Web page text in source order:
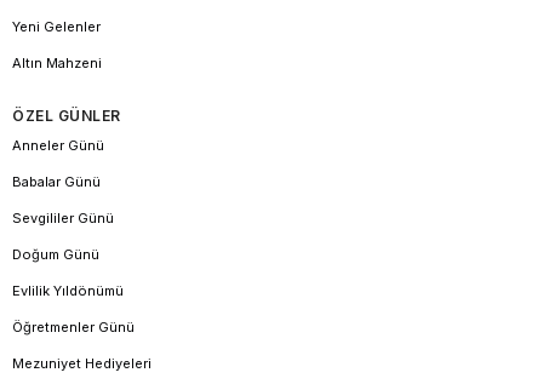
Yeni Gelenler
Altın Mahzeni
ÖZEL GÜNLER
Anneler Günü
Babalar Günü
Sevgililer Günü
Doğum Günü
Evlilik Yıldönümü
Öğretmenler Günü
Mezuniyet Hediyeleri